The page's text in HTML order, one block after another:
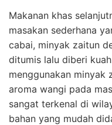
Makanan khas
masakan sederhana
cabai, minyak zaitun
ditumis lalu diberi
menggunakan minyak
aroma wangi pada
sangat terkenal di
bahan yang mudah